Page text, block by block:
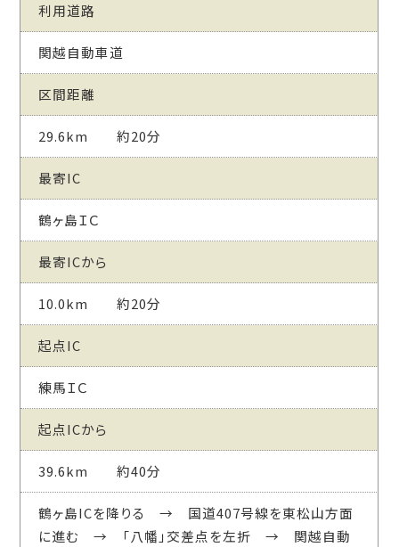
利用道路
関越自動車道
区間距離
29.6km 約20分
最寄IC
鶴ヶ島ＩＣ
最寄ICから
10.0km 約20分
起点IC
練馬ＩＣ
起点ICから
39.6km 約40分
鶴ヶ島ICを降りる → 国道407号線を東松山方面
に進む → 「八幡」交差点を左折 → 関越自動